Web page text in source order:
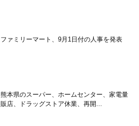
ファミリーマート、9月1日付の人事を発表
熊本県のスーパー、ホームセンター、家電量
販店、ドラッグストア休業、再開...